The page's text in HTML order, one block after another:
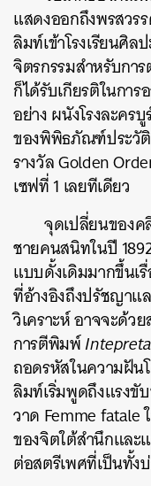
แสดงออกถึงพรสวร
ลิมท์เข้าโรงเรียนศิล
จิตรกรรมสำหรับกา
ก็ได้รับเกียรติในกา
อย่าง ผนังโรงละคร
ของพิพิธภัณฑ์ประวัติ
รางวัล Golden
เซฟที่ 1 เลยทีเดียว
จุดเปลี่ยนของ
ชายคนสนิทในปี
แบบดั้งเดิมมากขึ้นเ
ที่อ้างอิงถึงปรัชญา
วิเคราะห์อาจจะด้ว
การตีพิมพ์
ถอดรหัสในความฝั
ลิมท์เริ่มพูดถึงแรงขั
วาด Femme fatale
ของจิตใต้สำนึกและ
ต่อสตรีเพศที่เป็นทั้ง